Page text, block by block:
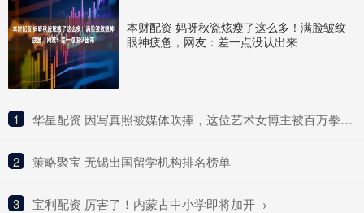
本财配资 妈呀秋瓷炫瘦了这么多！满脸皱纹
眼神疲惫，网友：差一点没认出来
1 ​华星配资 因写真照被媒体吹捧，这位艺术女博主被百万拳迷称为UFC传奇？
2 ​策略聚宝 无锡出国留学机构排名榜单
3 ​宝利配资 厉害了！内蒙古中小学即将加开→